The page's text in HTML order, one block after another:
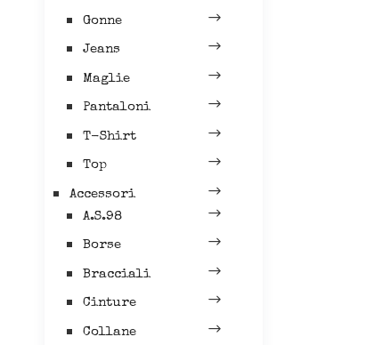
Gonne
Jeans
Maglie
Pantaloni
T-Shirt
Top
Accessori
A.S.98
Borse
Bracciali
Cinture
Collane